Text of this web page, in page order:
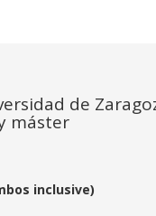
de
máster
inclusive)